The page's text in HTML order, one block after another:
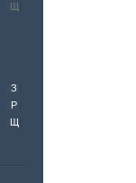
Щ
З
Р
Щ